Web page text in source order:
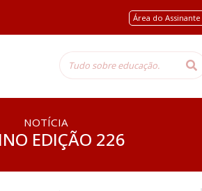
Área do
NOTÍCIA
EDIÇÃO 226